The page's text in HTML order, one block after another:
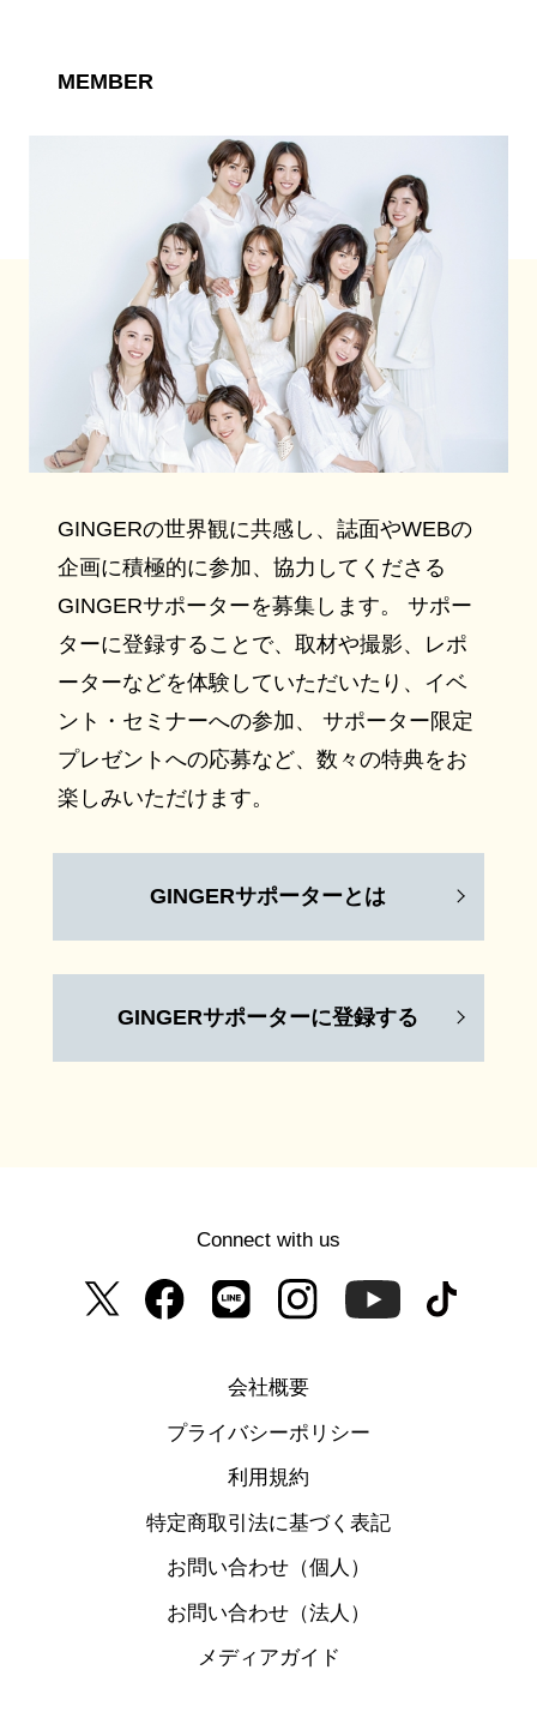
MEMBER
GINGERの世界観に共感し、誌面やWEBの
企画に積極的に参加、協力してくださる
GINGERサポーターを募集します。 サポー
ターに登録することで、取材や撮影、レポ
ーターなどを体験していただいたり、イベ
ント・セミナーへの参加、 サポーター限定
プレゼントへの応募など、数々の特典をお
楽しみいただけます。
GINGERサポーターとは
GINGERサポーターに登録する
Connect with us
会社概要
プライバシーポリシー
利用規約
特定商取引法に基づく表記
お問い合わせ（個人）
お問い合わせ（法人）
メディアガイド